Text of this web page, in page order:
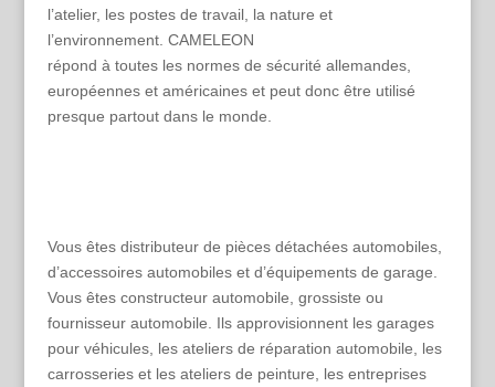
l’atelier, les postes de travail, la nature et
l’environnement. CAMELEON
répond à toutes les normes de sécurité allemandes,
européennes et américaines et peut donc être utilisé
presque partout dans le monde.
Vous êtes distributeur de pièces détachées automobiles,
d’accessoires automobiles et d’équipements de garage.
Vous êtes constructeur automobile, grossiste ou
fournisseur automobile. Ils approvisionnent les garages
pour véhicules, les ateliers de réparation automobile, les
carrosseries et les ateliers de peinture, les entreprises